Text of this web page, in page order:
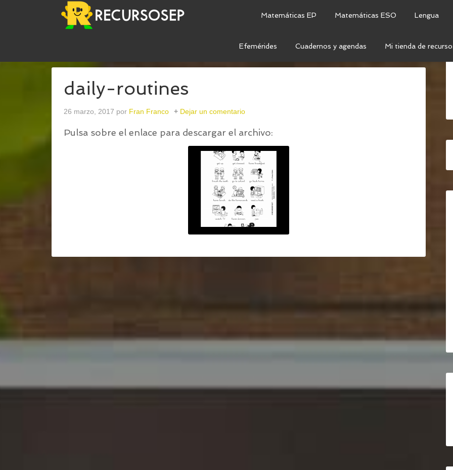
Matemáticas EP Matemáticas ESO Lengua
Efemérides Cuadernos y agendas Mi tienda de
DAILY-ROUTINES
daily-routines
26 marzo, 2017 por Fran Franco Dejar un comentario
Pulsa sobre el enlace para descargar el archivo: